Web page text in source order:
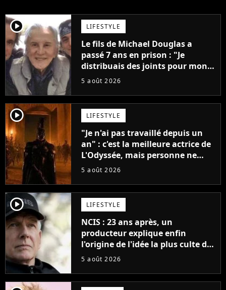
player2 LIFESTYLE
Le fils de Michael Douglas a
passé 7 ans en prison : "Je
distribuais des joints pour mon
père"
5 août 2026
player2 LIFESTYLE
"Je n'ai pas travaillé depuis un
an" : c'est la meilleure actrice de
L'Odyssée, mais personne ne
veut lui donner de rôle au
5 août 2026
player2 LIFESTYLE
NCIS : 23 ans après, un
producteur explique enfin
l'origine de l'idée la plus culte de
la série (et on ne parle pas du
5 août 2026